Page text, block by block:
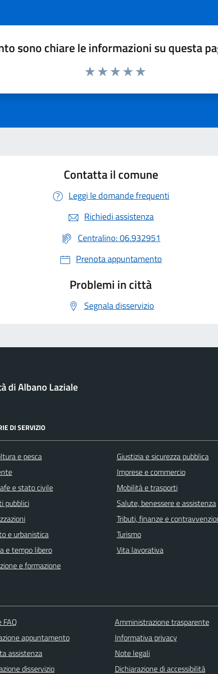
sono chiare le informazioni su questa
Contatta il comune
Leggi le domande frequenti
Richiedi assistenza
Centralino: 06.932951
Prenota appuntamento
Problemi in città
Segnala disservizio
di Albano Laziale
DI SERVIZIO
e pesca
e stato civile
pubblici
e urbanistica
e tempo libero
e formazione
Giustizia e sicurezza pubblica
Imprese e commercio
Mobilità e trasporti
Salute, benessere e assistenza
Tributi, finanze e
Turismo
Vita lavorativa
FAQ
appuntamento
assistenza
disservizio
Amministrazione trasparente
Informativa privacy
Note legali
Dichiarazione di accessibilità